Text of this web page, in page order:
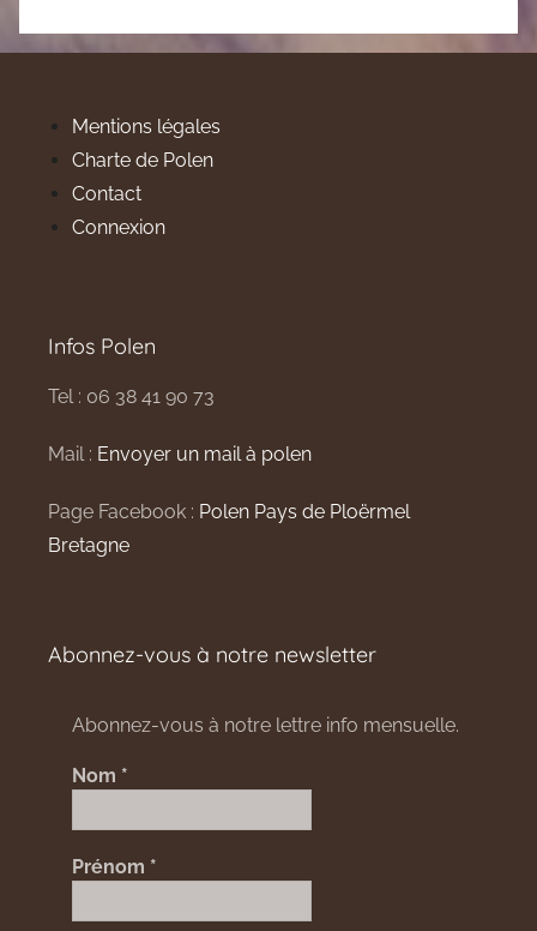
Mentions légales
Charte de Polen
Contact
Connexion
Infos Polen
Tel : 06 38 41 90 73
Mail : Envoyer un mail à polen
Page Facebook : Polen Pays de Ploërmel
Bretagne
Abonnez-vous à notre newsletter
Abonnez-vous à notre lettre info mensuelle.
Nom *
Prénom *